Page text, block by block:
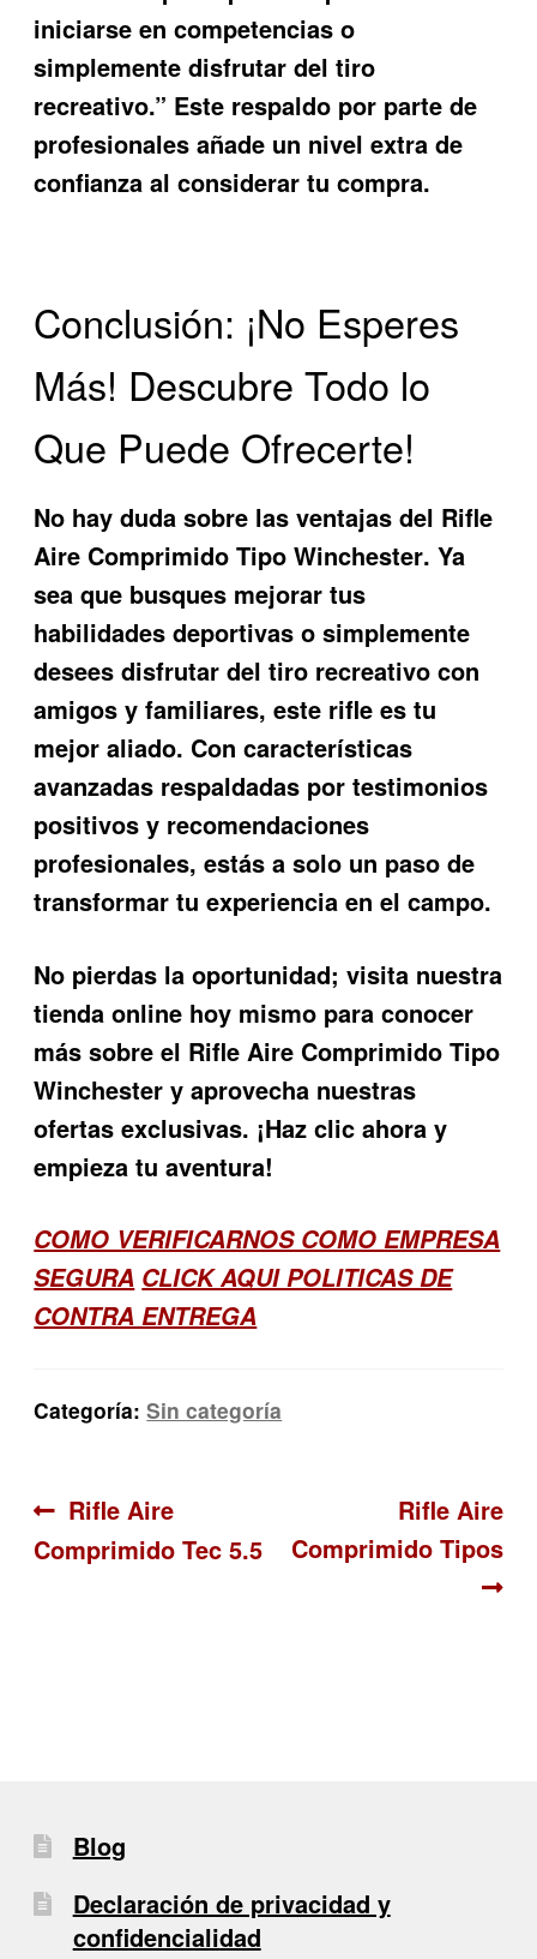
iniciarse en competencias o
simplemente disfrutar del tiro
recreativo.” Este respaldo por parte de
profesionales añade un nivel extra de
confianza al considerar tu compra.
Conclusión: ¡No Esperes
Más! Descubre Todo lo
Que Puede Ofrecerte!
No hay duda sobre las ventajas del Rifle
Aire Comprimido Tipo Winchester. Ya
sea que busques mejorar tus
habilidades deportivas o simplemente
desees disfrutar del tiro recreativo con
amigos y familiares, este rifle es tu
mejor aliado. Con características
avanzadas respaldadas por testimonios
positivos y recomendaciones
profesionales, estás a solo un paso de
transformar tu experiencia en el campo.
No pierdas la oportunidad; visita nuestra
tienda online hoy mismo para conocer
más sobre el Rifle Aire Comprimido Tipo
Winchester y aprovecha nuestras
ofertas exclusivas. ¡Haz clic ahora y
empieza tu aventura!
COMO VERIFICARNOS COMO EMPRESA
SEGURA CLICK AQUI POLITICAS DE
CONTRA ENTREGA
Categoría:Sin categoría
Navegación
de
Anterior:
Rifle Aire
Comprimido Tec 5.5
Siguiente:
Rifle Aire
Comprimido Tipos
Blog
Declaración de privacidad y
confidencialidad